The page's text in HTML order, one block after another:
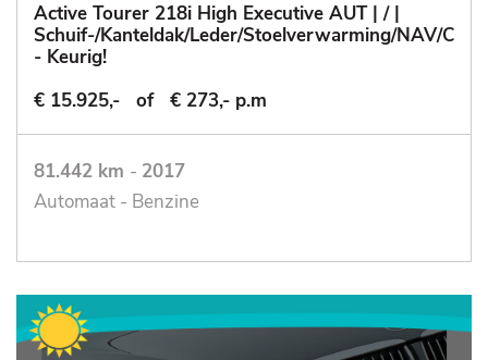
Active Tourer 218i High Executive AUT | / |
Schuif-/Kanteldak/Leder/Stoelverwarming/NAV/
- Keurig!
€ 15.925,-
of € 273,- p.m
81.442 km - 2017
Automaat - Benzine